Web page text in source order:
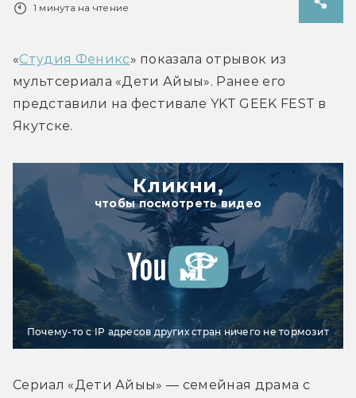
1 минута на чтение
«Студия Феникс» показала отрывок из
мультсериала «Дети Айыы». Ранее его
представили на фестивале YKT GEEK FEST в
Якутске.
Кликни,
чтобы посмотреть видео
Почему-то с IP адресов других стран ничего не тормозит
Сериал «Дети Айыы» — семейная драма с